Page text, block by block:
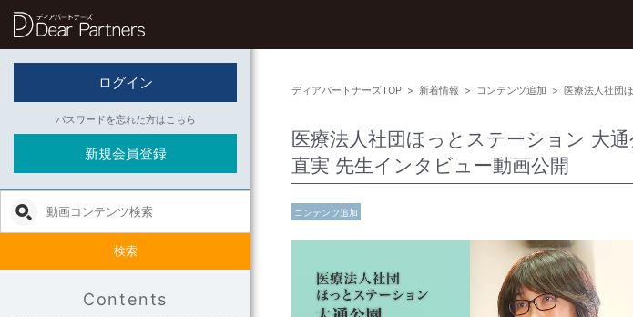
ログイン
パスワードを忘れた方はこちら
新規会員登録
検索
Contents
ディアパートナーズTOP > 新着情報 > コンテンツ追加 > 医療法人社団
医療法人社団ほっとステーション 大
直実 先生インタビュー動画公開
コンテンツ追加